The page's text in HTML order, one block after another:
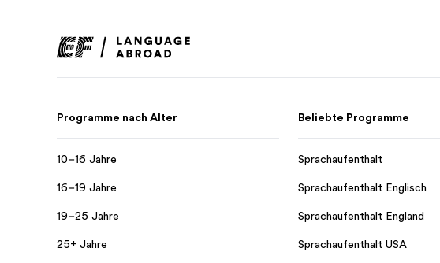
Programme nach Alter
10–16 Jahre
16–19 Jahre
19–25 Jahre
25+ Jahre
Beliebte Programme
Sprachaufenthalt
Sprachaufenthalt Englisch
Sprachaufenthalt England
Sprachaufenthalt USA